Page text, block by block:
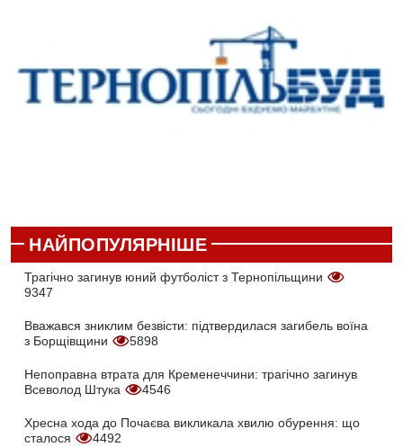
НАЙПОПУЛЯРНІШЕ
Трагічно загинув юний футболіст з Тернопільщини
9347
Вважався зниклим безвісти: підтвердилася загибель воїна
з Борщівщини
5898
Непоправна втрата для Кременеччини: трагічно загинув
Всеволод Штука
4546
Хресна хода до Почаєва викликала хвилю обурення: що
сталося
4492